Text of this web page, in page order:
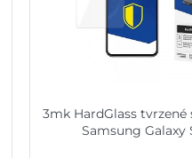
3mk HardGlass tvrzené
Samsung Galaxy